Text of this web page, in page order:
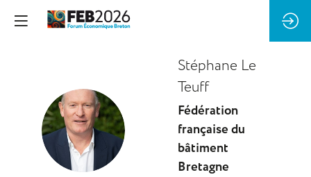
SLT
Stéphane Le
Teuff
Fédération
française du
bâtiment
Bretagne